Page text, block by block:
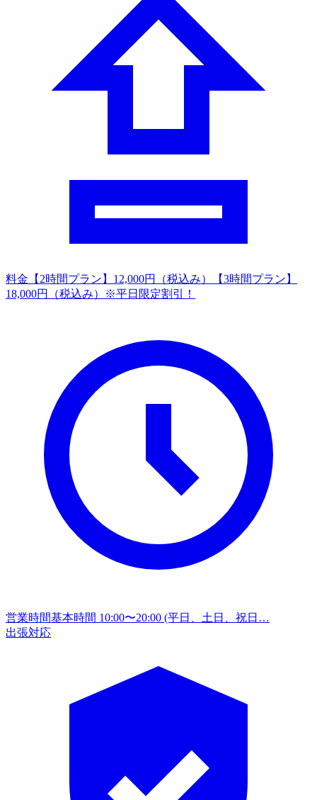
料金 【2時間プラン】12,000円（税込み）【3時間プラン】
18,000円（税込み）※平日限定割引！
営業時間基本時間 10:00〜20:00 (平日、土日、祝日…
出張対応